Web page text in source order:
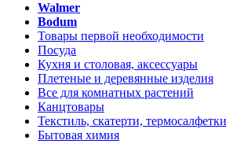
Walmer
Bodum
Товары первой необходимости
Посуда
Кухня и столовая, аксессуары
Плетеные и деревянные изделия
Все для комнатных растений
Канцтовары
Текстиль, скатерти, термосалфетки
Бытовая химия